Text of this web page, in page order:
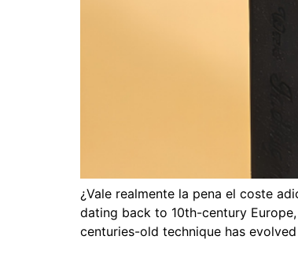
¿Vale realmente la pena el coste
dating back to 10th-century Europe,
centuries-old technique has